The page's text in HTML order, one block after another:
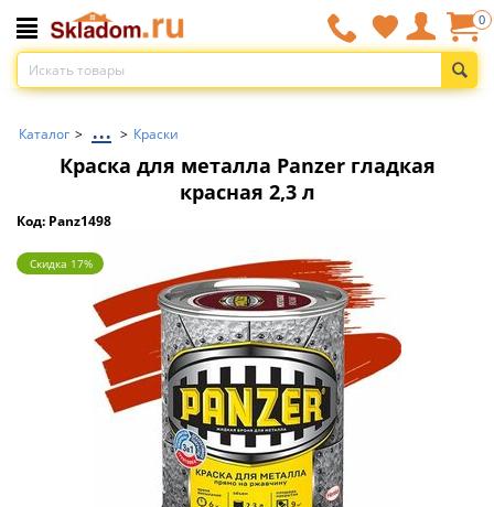
0
Каталог > ... > Краски
Краска для металла Panzer гладкая
красная 2,3 л
Код: Panz1498
Скидка 17%